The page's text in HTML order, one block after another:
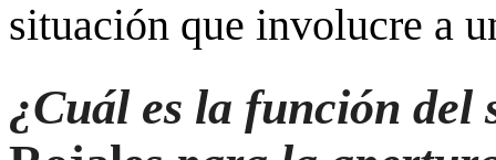
situación que involucre a
¿Cuál es la función del